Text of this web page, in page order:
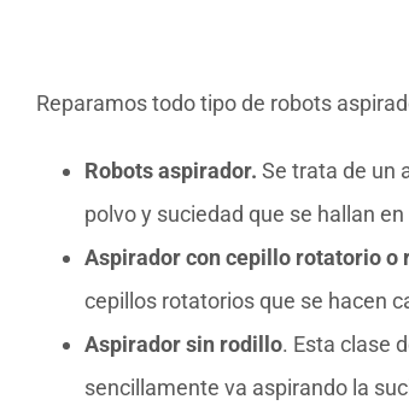
Reparamos todo tipo de robots
Robots aspirador. Se trata de un
polvo y suciedad que se hallan
Aspirador con cepillo rotatorio o
cepillos rotatorios que se hacen
Aspirador sin rodillo. Esta clase
sencillamente va aspirando la